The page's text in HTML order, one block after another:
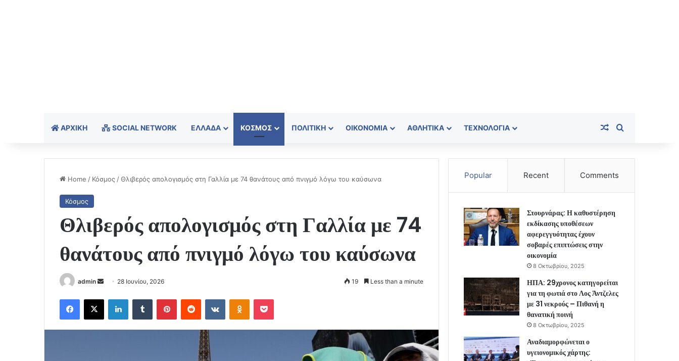
ΑΡΧΙΚΉ SOCIAL NETWORK ΕΛΛΆΔΑ ΚΌΣΜΟΣ ΠΟΛΙΤΙΚΉ ΟΙΚΟΝΟΜΊΑ ΑΘΛΗΤΙΚΆ ΤΕΧΝΟΛΟΓΊΑ Random Article
Home / Κόσμος /Θλιβερός απολογισμός στη Γαλλία με 74 θανάτους από πνιγμό λόγω του καύσωνα
Κόσμος
Θλιβερός απολογισμός στη Γαλλία με 74
θανάτους από πνιγμό λόγω του καύσωνα
admin
Send
email
28 Ιουνίου, 2026 19 Less than a minute
Facebook
X LinkedInTumblr PinterestReddit VKontakteOdnoklassniki
Pocket
Popular Recent Comments
Στουρνάρας: Η καθυστέρηση
εκδίκασης υποθέσεων
αφερεγγυότητας έχουν
σοβαρές επιπτώσεις στην
οικονομία
8 Οκτωβρίου, 2025
ΗΠΑ: 29χρονος κατηγορείται
για τη φωτιά στο Λος Άντζελες
με 31 νεκρούς – Πιθανή η
θανατική ποινή
8 Οκτωβρίου, 2025
Αναδιαμορφώνεται ο
υγειονομικός χάρτης: